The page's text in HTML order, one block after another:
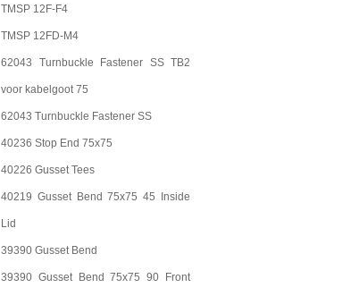
TMSP 12F-F4
TMSP 12FD-M4
62043 Turnbuckle Fastener SS TB2
voor kabelgoot 75
62043 Turnbuckle Fastener SS
40236 Stop End 75x75
40226 Gusset Tees
40219 Gusset Bend 75x75 45 Inside
Lid
39390 Gusset Bend
39390 Gusset Bend 75x75 90 Front